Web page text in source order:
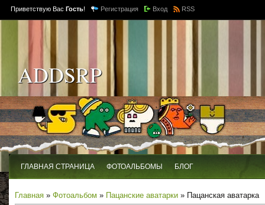
Приветствую Вас Гость! Регистрация Вход RSS
ADDSRP
ГЛАВНАЯ СТРАНИЦА ФОТОАЛЬБОМЫ БЛОГ
Главная » Фотоальбом » Пацанские аватарки » Пацанская аватарка